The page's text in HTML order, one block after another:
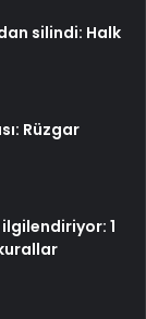
silindi: Halk
Rüzgar
1